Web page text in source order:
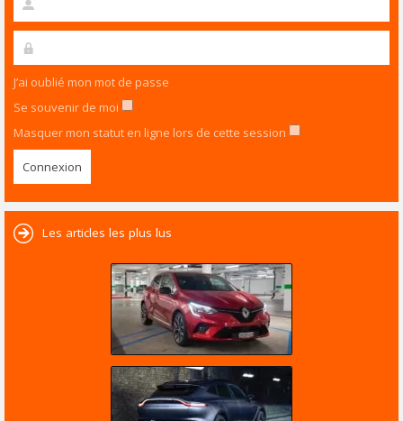
J’ai oublié mon mot de passe
Se souvenir de moi
Masquer mon statut en ligne lors de cette session
Les articles les plus lus